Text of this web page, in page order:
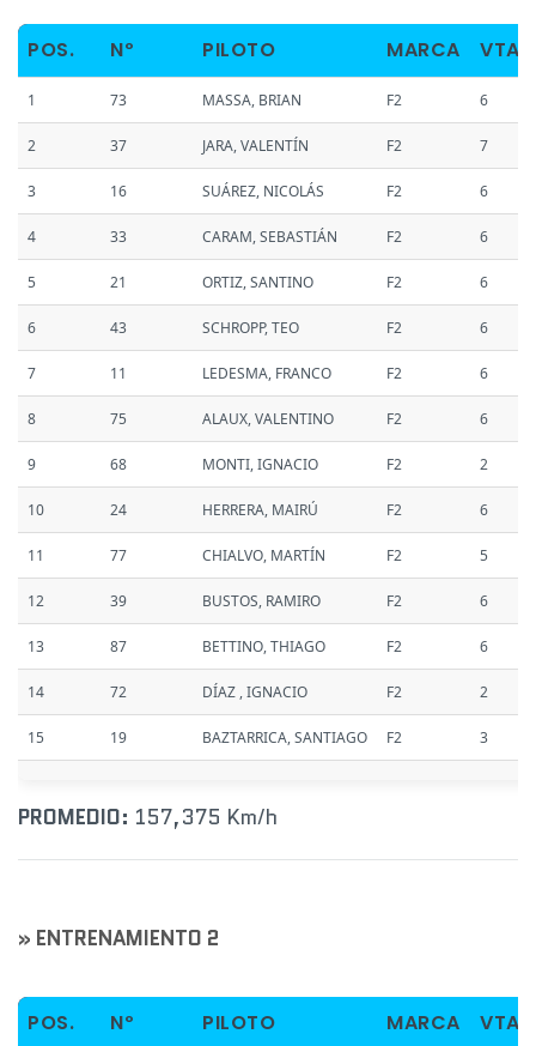
POS. Nº PILOTO MARCA VTAS
1 73 MASSA, BRIAN F2 6
2 37 JARA, VALENTÍN F2 7
3 16 SUÁREZ, NICOLÁS F2 6
4 33 CARAM, SEBASTIÁN F2 6
5 21 ORTIZ, SANTINO F2 6
6 43 SCHROPP, TEO F2 6
7 11 LEDESMA, FRANCO F2 6
8 75 ALAUX, VALENTINO F2 6
9 68 MONTI, IGNACIO F2 2
10 24 HERRERA, MAIRÚ F2 6
11 77 CHIALVO, MARTÍN F2 5
12 39 BUSTOS, RAMIRO F2 6
13 87 BETTINO, THIAGO F2 6
14 72 DÍAZ , IGNACIO F2 2
15 19 BAZTARRICA, SANTIAGO F2 3
PROMEDIO: 157,375 Km/h
» ENTRENAMIENTO 2
POS. Nº PILOTO MARCA VTAS